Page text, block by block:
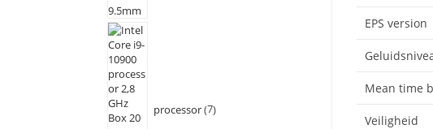
EPS version
Mean time
Veiligheid
processor 7